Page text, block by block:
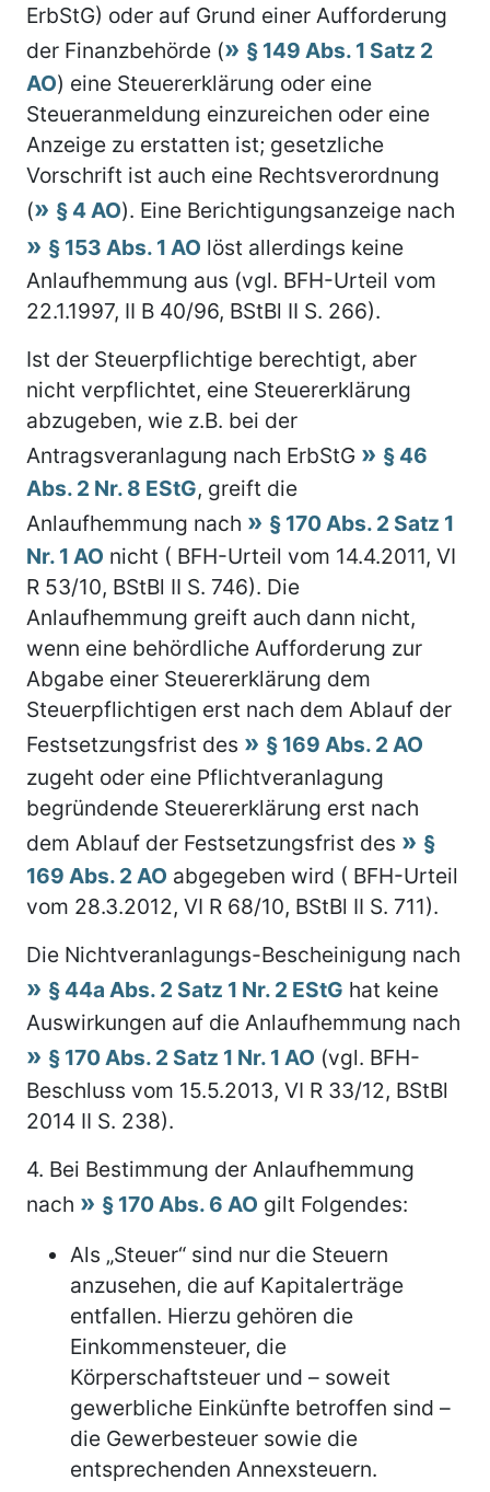
ErbStG) oder auf Grund einer Aufforderung
der Finanzbehörde (
§ 149 Abs. 1 Satz 2
AO) eine Steuererklärung oder eine
Steueranmeldung einzureichen oder eine
Anzeige zu erstatten ist; gesetzliche
Vorschrift ist auch eine Rechtsverordnung
(
§ 4 AO). Eine Berichtigungsanzeige nach
§ 153 Abs. 1 AO löst allerdings keine
Anlaufhemmung aus (vgl. BFH-Urteil vom
22.1.1997, II B 40/96, BStBl II S. 266).
Ist der Steuerpflichtige berechtigt, aber
nicht verpflichtet, eine Steuererklärung
abzugeben, wie z.B. bei der
Antragsveranlagung nach ErbStG
§ 46
Abs. 2 Nr. 8 EStG, greift die
Anlaufhemmung nach
§ 170 Abs. 2 Satz 1
Nr. 1 AO nicht ( BFH-Urteil vom 14.4.2011, VI
R 53/10, BStBl II S. 746). Die
Anlaufhemmung greift auch dann nicht,
wenn eine behördliche Aufforderung zur
Abgabe einer Steuererklärung dem
Steuerpflichtigen erst nach dem Ablauf der
Festsetzungsfrist des
§ 169 Abs. 2 AO
zugeht oder eine Pflichtveranlagung
begründende Steuererklärung erst nach
dem Ablauf der Festsetzungsfrist des
§
169 Abs. 2 AO abgegeben wird ( BFH-Urteil
vom 28.3.2012, VI R 68/10, BStBl II S. 711).
Die Nichtveranlagungs-Bescheinigung nach
§ 44a Abs. 2 Satz 1 Nr. 2 EStG hat keine
Auswirkungen auf die Anlaufhemmung nach
§ 170 Abs. 2 Satz 1 Nr. 1 AO (vgl. BFH-
Beschluss vom 15.5.2013, VI R 33/12, BStBl
2014 II S. 238).
4. Bei Bestimmung der Anlaufhemmung
nach
§ 170 Abs. 6 AO gilt Folgendes:
Als „Steuer“ sind nur die Steuern
anzusehen, die auf Kapitalerträge
entfallen. Hierzu gehören die
Einkommensteuer, die
Körperschaftsteuer und – soweit
gewerbliche Einkünfte betroffen sind –
die Gewerbesteuer sowie die
entsprechenden Annexsteuern.